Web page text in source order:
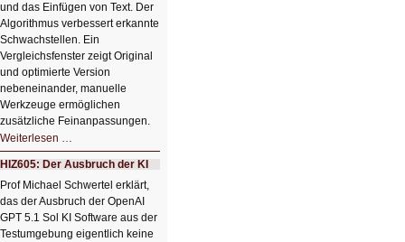
und das Einfügen von Text. Der
Algorithmus verbessert erkannte
Schwachstellen. Ein
Vergleichsfenster zeigt Original
und optimierte Version
nebeneinander, manuelle
Werkzeuge ermöglichen
zusätzliche Feinanpassungen.
Weiterlesen …
Bildverschönerung
mit
einem
Klick
HIZ606:
Bildverschönerung
mit
einem
Klick
HIZ605: Der Ausbruch der KI
Prof Michael Schwertel erklärt,
das der Ausbruch der OpenAI
GPT 5.1 Sol KI Software aus der
Testumgebung eigentlich keine